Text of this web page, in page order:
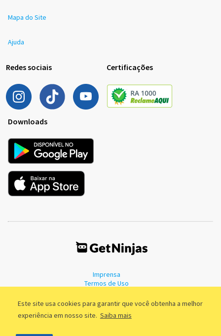
Este site usa cookies para garantir que você obtenha a melhor
experiência em nosso site. Saiba mais
Mapa do Site
Ajuda
Redes sociais Certificações
Downloads
Imprensa
Termos de Uso
©2011 - 2026, GetNinjas LTDA. CNPJ 55.744.877/0001-89 - Rua Dr.